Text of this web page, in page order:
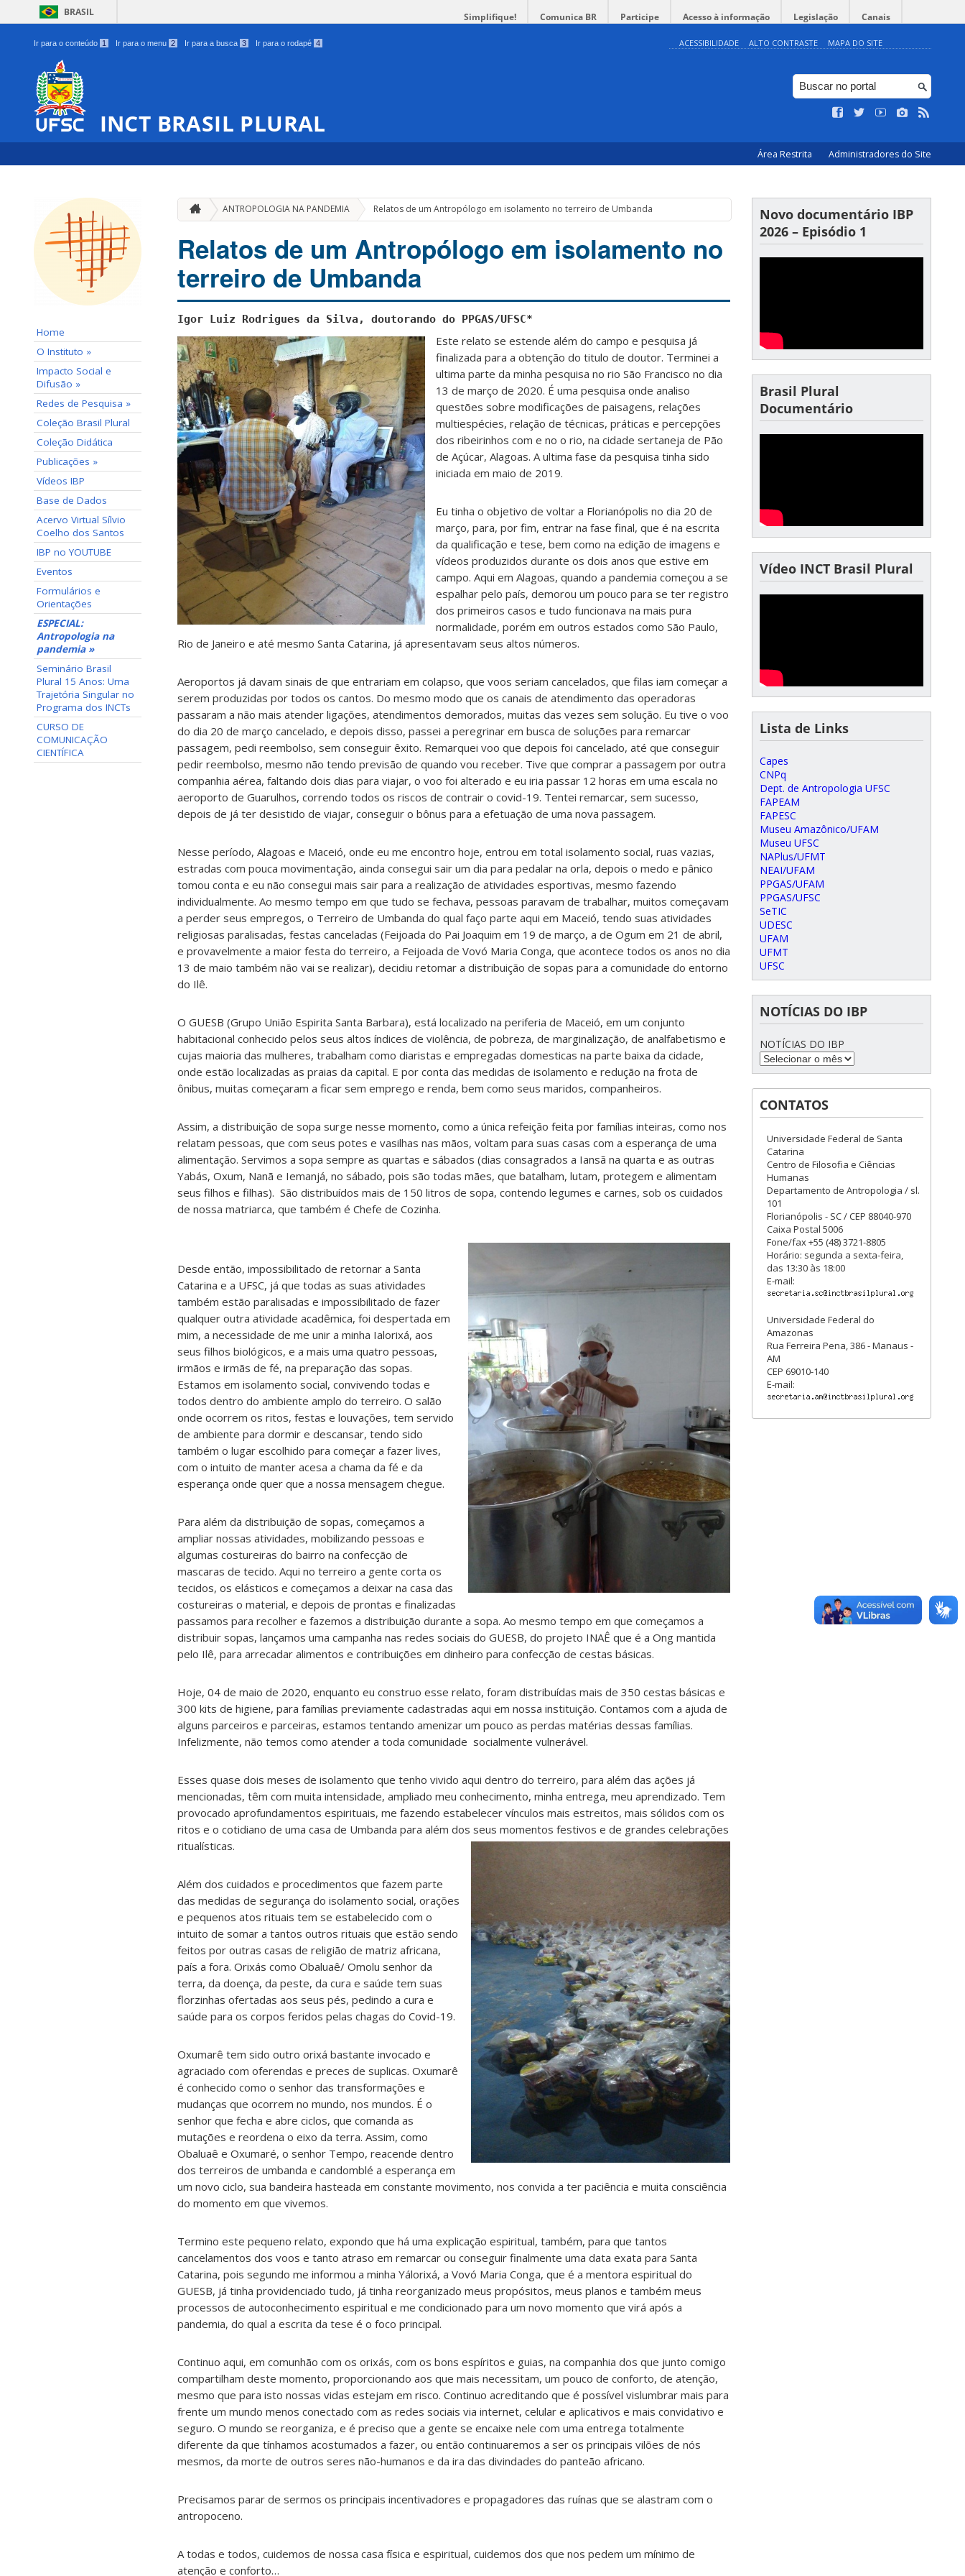
BRASIL Simplifique! Comunica BR Participe Acesso à informação Legislação Canais
Ir para o conteúdo 1 Ir para o menu 2 Ir para a busca 3 Ir para o rodapé 4 ACESSIBILIDADE ALTO CONTRASTE MAPA DO SITE
INCT BRASIL PLURAL
Área Restrita Administradores do Site
Home
O Instituto »
Impacto Social e
Difusão »
Redes de Pesquisa »
Coleção Brasil Plural
Coleção Didática
Publicações »
Vídeos IBP
Base de Dados
Acervo Virtual Sílvio
Coelho dos Santos
IBP no YOUTUBE
Eventos
Formulários e
Orientações
ESPECIAL:
Antropologia na
pandemia »
Seminário Brasil
Plural 15 Anos: Uma
Trajetória Singular no
Programa dos INCTs
CURSO DE
COMUNICAÇÃO
CIENTÍFICA
ANTROPOLOGIA NA PANDEMIA Relatos de um Antropólogo em isolamento no terreiro de Umbanda
Relatos de um Antropólogo em isolamento no
terreiro de Umbanda
Igor Luiz Rodrigues da Silva, doutorando do PPGAS/UFSC*
Este relato se estende além do campo e pesquisa já
finalizada para a obtenção do titulo de doutor. Terminei a
ultima parte da minha pesquisa no rio São Francisco no dia
13 de março de 2020. É uma pesquisa onde analiso
questões sobre modificações de paisagens, relações
multiespécies, relação de técnicas, práticas e percepções
dos ribeirinhos com e no o rio, na cidade sertaneja de Pão
de Açúcar, Alagoas. A ultima fase da pesquisa tinha sido
iniciada em maio de 2019.
Eu tinha o objetivo de voltar a Florianópolis no dia 20 de
março, para, por fim, entrar na fase final, que é na escrita
da qualificação e tese, bem como na edição de imagens e
vídeos produzidos durante os dois anos que estive em
campo. Aqui em Alagoas, quando a pandemia começou a se
espalhar pelo país, demorou um pouco para se ter registro
dos primeiros casos e tudo funcionava na mais pura
normalidade, porém em outros estados como São Paulo,
Rio de Janeiro e até mesmo Santa Catarina, já apresentavam seus altos números.
Aeroportos já davam sinais de que entrariam em colapso, que voos seriam cancelados, que filas iam começar a
serem produzidas por todos os cantos. Do mesmo modo que os canais de atendimento das operadoras
passaram a não mais atender ligações, atendimentos demorados, muitas das vezes sem solução. Eu tive o voo
do dia 20 de março cancelado, e depois disso, passei a peregrinar em busca de soluções para remarcar
passagem, pedi reembolso, sem conseguir êxito. Remarquei voo que depois foi cancelado, até que conseguir
pedir reembolso, mesmo não tendo previsão de quando vou receber. Tive que comprar a passagem por outra
companhia aérea, faltando dois dias para viajar, o voo foi alterado e eu iria passar 12 horas em uma escala no
aeroporto de Guarulhos, correndo todos os riscos de contrair o covid-19. Tentei remarcar, sem sucesso,
depois de já ter desistido de viajar, conseguir o bônus para a efetuação de uma nova passagem.
Nesse período, Alagoas e Maceió, onde eu me encontro hoje, entrou em total isolamento social, ruas vazias,
estradas com pouca movimentação, ainda consegui sair um dia para pedalar na orla, depois o medo e pânico
tomou conta e eu não consegui mais sair para a realização de atividades esportivas, mesmo fazendo
individualmente. Ao mesmo tempo em que tudo se fechava, pessoas paravam de trabalhar, muitos começavam
a perder seus empregos, o Terreiro de Umbanda do qual faço parte aqui em Maceió, tendo suas atividades
religiosas paralisadas, festas canceladas (Feijoada do Pai Joaquim em 19 de março, a de Ogum em 21 de abril,
e provavelmente a maior festa do terreiro, a Feijoada de Vovó Maria Conga, que acontece todos os anos no dia
13 de maio também não vai se realizar), decidiu retomar a distribuição de sopas para a comunidade do entorno
do Ilê.
O GUESB (Grupo União Espirita Santa Barbara), está localizado na periferia de Maceió, em um conjunto
habitacional conhecido pelos seus altos índices de violência, de pobreza, de marginalização, de analfabetismo e
cujas maioria das mulheres, trabalham como diaristas e empregadas domesticas na parte baixa da cidade,
onde estão localizadas as praias da capital. E por conta das medidas de isolamento e redução na frota de
ônibus, muitas começaram a ficar sem emprego e renda, bem como seus maridos, companheiros.
Assim, a distribuição de sopa surge nesse momento, como a única refeição feita por famílias inteiras, como nos
relatam pessoas, que com seus potes e vasilhas nas mãos, voltam para suas casas com a esperança de uma
alimentação. Servimos a sopa sempre as quartas e sábados (dias consagrados a Iansã na quarta e as outras
Yabás, Oxum, Nanã e Iemanjá, no sábado, pois são todas mães, que batalham, lutam, protegem e alimentam
seus filhos e filhas). São distribuídos mais de 150 litros de sopa, contendo legumes e carnes, sob os cuidados
de nossa matriarca, que também é Chefe de Cozinha.
Desde então, impossibilitado de retornar a Santa
Catarina e a UFSC, já que todas as suas atividades
também estão paralisadas e impossibilitado de fazer
qualquer outra atividade acadêmica, foi despertada em
mim, a necessidade de me unir a minha Ialorixá, aos
seus filhos biológicos, e a mais uma quatro pessoas,
irmãos e irmãs de fé, na preparação das sopas.
Estamos em isolamento social, convivendo todas e
todos dentro do ambiente amplo do terreiro. O salão
onde ocorrem os ritos, festas e louvações, tem servido
de ambiente para dormir e descansar, tendo sido
também o lugar escolhido para começar a fazer lives,
com o intuito de manter acesa a chama da fé e da
esperança onde quer que a nossa mensagem chegue.
Para além da distribuição de sopas, começamos a
ampliar nossas atividades, mobilizando pessoas e
algumas costureiras do bairro na confecção de
mascaras de tecido. Aqui no terreiro a gente corta os
tecidos, os elásticos e começamos a deixar na casa das
costureiras o material, e depois de prontas e finalizadas
passamos para recolher e fazemos a distribuição durante a sopa. Ao mesmo tempo em que começamos a
distribuir sopas, lançamos uma campanha nas redes sociais do GUESB, do projeto INAÊ que é a Ong mantida
pelo Ilê, para arrecadar alimentos e contribuições em dinheiro para confecção de cestas básicas.
Hoje, 04 de maio de 2020, enquanto eu construo esse relato, foram distribuídas mais de 350 cestas básicas e
300 kits de higiene, para famílias previamente cadastradas aqui em nossa instituição. Contamos com a ajuda de
alguns parceiros e parceiras, estamos tentando amenizar um pouco as perdas matérias dessas famílias.
Infelizmente, não temos como atender a toda comunidade socialmente vulnerável.
Esses quase dois meses de isolamento que tenho vivido aqui dentro do terreiro, para além das ações já
mencionadas, têm com muita intensidade, ampliado meu conhecimento, minha entrega, meu aprendizado. Tem
provocado aprofundamentos espirituais, me fazendo estabelecer vínculos mais estreitos, mais sólidos com os
ritos e o cotidiano de uma casa de Umbanda para além dos seus momentos festivos e de grandes celebrações
ritualísticas.
Além dos cuidados e procedimentos que fazem parte
das medidas de segurança do isolamento social, orações
e pequenos atos rituais tem se estabelecido com o
intuito de somar a tantos outros rituais que estão sendo
feitos por outras casas de religião de matriz africana,
país a fora. Orixás como Obaluaê/ Omolu senhor da
terra, da doença, da peste, da cura e saúde tem suas
florzinhas ofertadas aos seus pés, pedindo a cura e
saúde para os corpos feridos pelas chagas do Covid-19.
Oxumarê tem sido outro orixá bastante invocado e
agraciado com oferendas e preces de suplicas. Oxumarê
é conhecido como o senhor das transformações e
mudanças que ocorrem no mundo, nos mundos. É o
senhor que fecha e abre ciclos, que comanda as
mutações e reordena o eixo da terra. Assim, como
Obaluaê e Oxumaré, o senhor Tempo, reacende dentro
dos terreiros de umbanda e candomblé a esperança em
um novo ciclo, sua bandeira hasteada em constante movimento, nos convida a ter paciência e muita consciência
do momento em que vivemos.
Termino este pequeno relato, expondo que há uma explicação espiritual, também, para que tantos
cancelamentos dos voos e tanto atraso em remarcar ou conseguir finalmente uma data exata para Santa
Catarina, pois segundo me informou a minha Yálorixá, a Vovó Maria Conga, que é a mentora espiritual do
GUESB, já tinha providenciado tudo, já tinha reorganizado meus propósitos, meus planos e também meus
processos de autoconhecimento espiritual e me condicionado para um novo momento que virá após a
pandemia, do qual a escrita da tese é o foco principal.
Continuo aqui, em comunhão com os orixás, com os bons espíritos e guias, na companhia dos que junto comigo
compartilham deste momento, proporcionando aos que mais necessitam, um pouco de conforto, de atenção,
mesmo que para isto nossas vidas estejam em risco. Continuo acreditando que é possível vislumbrar mais para
frente um mundo menos conectado com as redes sociais via internet, celular e aplicativos e mais convidativo e
seguro. O mundo se reorganiza, e é preciso que a gente se encaixe nele com uma entrega totalmente
diferente da que tínhamos acostumados a fazer, ou então continuaremos a ser os principais vilões de nós
mesmos, da morte de outros seres não-humanos e da ira das divindades do panteão africano.
Precisamos parar de sermos os principais incentivadores e propagadores das ruínas que se alastram com o
antropoceno.
A todas e todos, cuidemos de nossa casa física e espiritual, cuidemos dos que nos pedem um mínimo de
atenção e conforto…
Novo documentário IBP
2026 – Episódio 1
Brasil Plural
Documentário
Vídeo INCT Brasil Plural
Lista de Links
Capes
CNPq
Dept. de Antropologia UFSC
FAPEAM
FAPESC
Museu Amazônico/UFAM
Museu UFSC
NAPlus/UFMT
NEAI/UFAM
PPGAS/UFAM
PPGAS/UFSC
SeTIC
UDESC
UFAM
UFMT
UFSC
NOTÍCIAS DO IBP
NOTÍCIAS DO IBP
CONTATOS
Universidade Federal de Santa
Catarina
Centro de Filosofia e Ciências
Humanas
Departamento de Antropologia / sl.
101
Florianópolis - SC / CEP 88040-970
Caixa Postal 5006
Fone/fax +55 (48) 3721-8805
Horário: segunda a sexta-feira,
das 13:30 às 18:00
E-mail:
Universidade Federal do
Amazonas
Rua Ferreira Pena, 386 - Manaus -
AM
CEP 69010-140
E-mail: